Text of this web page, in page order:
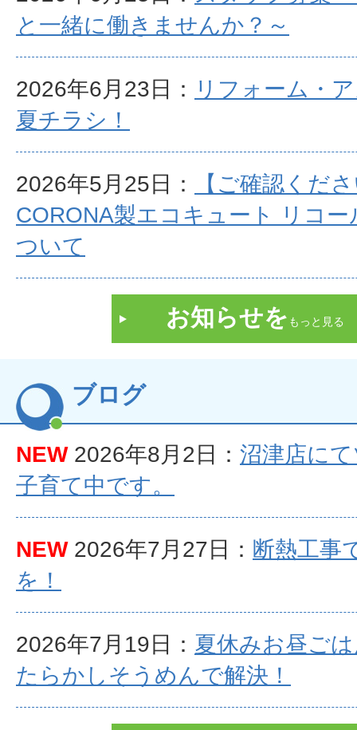
と一緒に働きませんか？～
2026年6月23日： リフォーム・
夏チラシ！
2026年5月25日：
【ご確認くだ
CORONA製エコキュート リコー
ついて
お知らせを もっと見る
ブログ
NEW 2026年8月2日： 沼津店に
子育て中です。
NEW 2026年7月27日： 断熱工事
を！
2026年7月19日： 夏休みお昼ご
たらかしそうめんで解決！